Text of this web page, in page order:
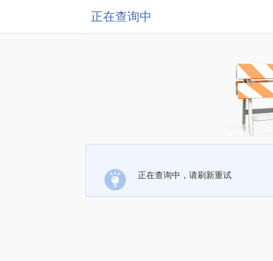
正在查询中
正在查询中，请刷新重试